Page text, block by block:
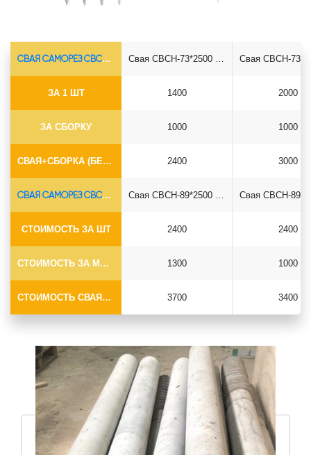
СВАЯ САМОРЕЗ СВСН-Ø73*5.5
ЗА 1 ШТ
ЗА СБОРКУ
СВАЯ+СБОРКА (БЕЗ ОГОЛОВКА)
1400
1000
2400
2000
1000
3000
СВАЯ САМОРЕЗ СВСН-Ø89*6.5
СТОИМОСТЬ ЗА ШТ
СТОИМОСТЬ ЗА МОНТАЖ
СТОИМОСТЬ СВАЯ+МОНТАЖ (БЕЗ ОГОЛОВКА)
2400
1300
3700
2400
1000
3400